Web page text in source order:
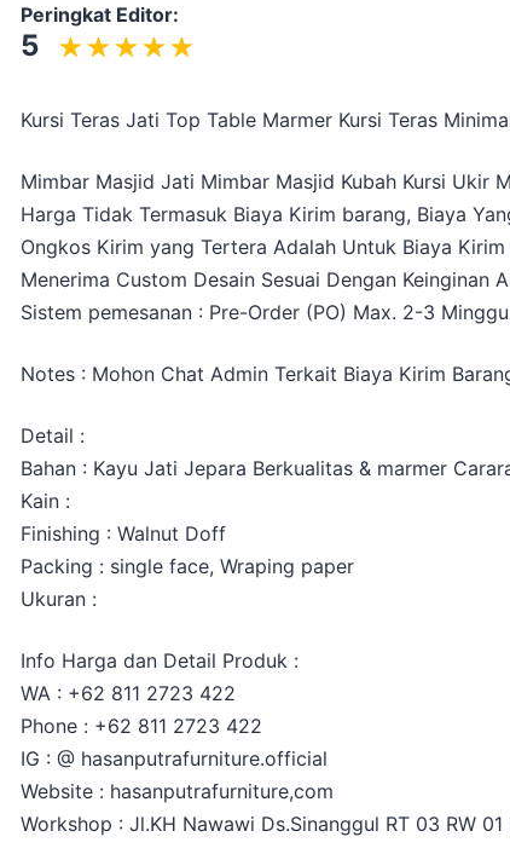
Peringkat Editor:
5
Kursi Teras Jati Top Table Marmer Kursi Teras
Mimbar Masjid Jati Mimbar Masjid Kubah Kursi Ukir
Harga Tidak Termasuk Biaya Kirim barang, Biaya
Ongkos Kirim yang Tertera Adalah Untuk Biaya
Menerima Custom Desain Sesuai Dengan Keinginan
Sistem pemesanan : Pre-Order (PO) Max. 2-3
Notes : Mohon Chat Admin Terkait Biaya Kirim
Detail :
Bahan : Kayu Jati Jepara Berkualitas & marmer
Kain :
Finishing : Walnut Doff
Packing : single face, Wraping paper
Ukuran :
Info Harga dan Detail Produk :
WA : +62 811 2723 422
Phone : +62 811 2723 422
IG : @ hasanputrafurniture.official
Website : hasanputrafurniture,com
Workshop : Jl.KH Nawawi Ds.Sinanggul RT 03 RW